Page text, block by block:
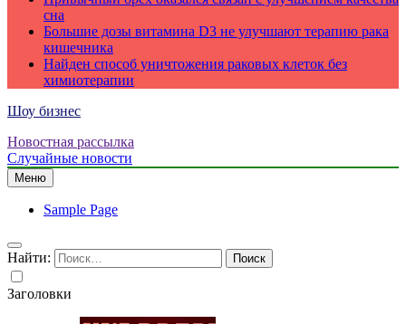
сна
Большие дозы витамина D3 не улучшают терапию рака
кишечника
Найден способ уничтожения раковых клеток без
химиотерапии
Шоу бизнес
Новостная рассылка
Случайные новости
Меню
Sample Page
Найти:
Заголовки